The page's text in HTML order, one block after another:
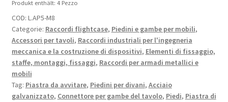
pezzi
con
filettatura
M8,
piastra
di
montaggio,
in
Produkt enthält: 4 Pezzo
COD: L.AP5-M8
Categorie: Raccordi flightcase, Piedini e gambe per mobili,
Accessori per tavoli, Raccordi industriali per l'ingegneria
meccanica e la costruzione di dispositivi, Elementi di fissaggio,
staffe, montaggi, fissaggi, Raccordi per armadi metallici e
mobili
Tag: Piastra da avvitare, Piedini per divani, Acciaio
galvanizzato, Connettore per gambe del tavolo, Piedi, Piastra di